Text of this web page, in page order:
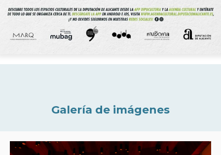
Galería de imágenes